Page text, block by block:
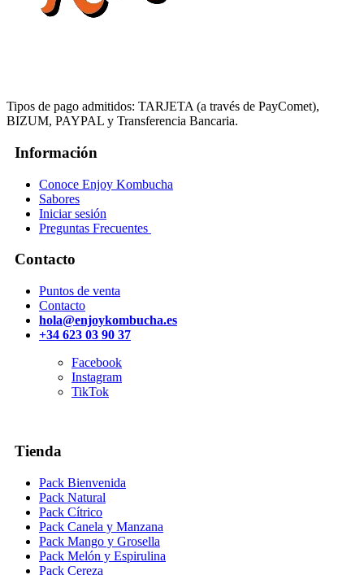
Tipos de pago admitidos: TARJETA (a través de PayComet),
BIZUM, PAYPAL y Transferencia Bancaria.
Información
Conoce Enjoy Kombucha
Sabores
Iniciar sesión
Preguntas Frecuentes
Contacto
Puntos de venta
Contacto
hola@enjoykombucha.es
+34 623 03 90 37
Facebook
Instagram
TikTok
Tienda
Pack Bienvenida
Pack Natural
Pack Cítrico
Pack Canela y Manzana
Pack Mango y Grosella
Pack Melón y Espirulina
Pack Cereza